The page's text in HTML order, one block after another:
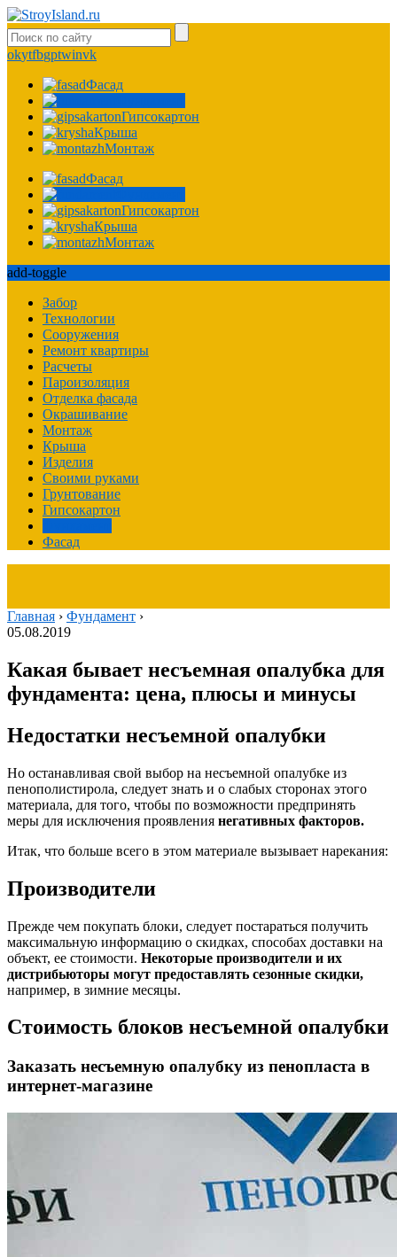
okytfbgptwinvk
Фасад
Гипсокартон
Крыша
Монтаж
Фасад
Гипсокартон
Крыша
Монтаж
add-toggle
Забор
Технологии
Сооружения
Ремонт квартиры
Расчеты
Пароизоляция
Отделка фасада
Окрашивание
Монтаж
Крыша
Изделия
Своими руками
Грунтование
Гипсокартон
Фасад
Главная › Фундамент ›
05.08.2019
Какая бывает несъемная опалубка для
фундамента: цена, плюсы и минусы
Недостатки несъемной опалубки
Но останавливая свой выбор на несъемной опалубке из
пенополистирола, следует знать и о слабых сторонах этого
материала, для того, чтобы по возможности предпринять
меры для исключения проявления негативных факторов.
Итак, что больше всего в этом материале вызывает нарекания:
Производители
Прежде чем покупать блоки, следует постараться получить
максимальную информацию о скидках, способах доставки на
объект, ее стоимости. Некоторые производители и их
дистрибьюторы могут предоставлять сезонные скидки,
например, в зимние месяцы.
Стоимость блоков несъемной опалубки
Заказать несъемную опалубку из пенопласта в
интернет-магазине